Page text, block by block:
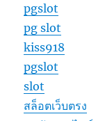
pgslot
pg slot
kiss918
pgslot
slot
สล็อตเว็บตรง